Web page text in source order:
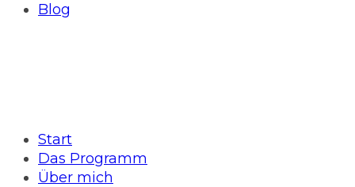
Blog
Start
Das Programm
Über mich